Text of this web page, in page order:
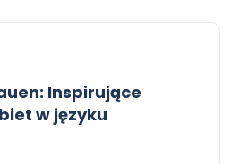
Inspirujące
w języku